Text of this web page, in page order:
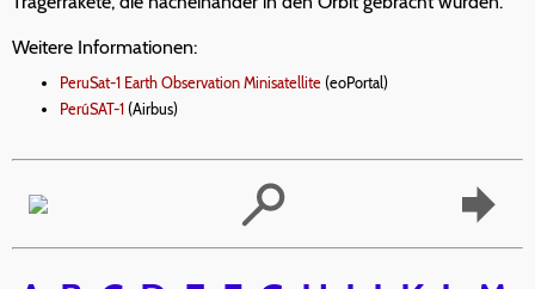
Weitere Informationen:
PeruSat-1 Earth Observation Minisatellite (eoPortal)
PerúSAT-1 (Airbus)